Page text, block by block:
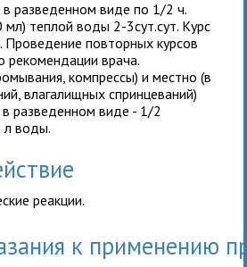
разведенном виде по 1/2 ч.
теплой воды 2-3сут.сут. Курс
Проведение повторных курсов
рекомендации врача.
компрессы) и местно (в
влагалищных спринцеваний)
разведенном виде - 1/2
л воды.
реакции.
к применению